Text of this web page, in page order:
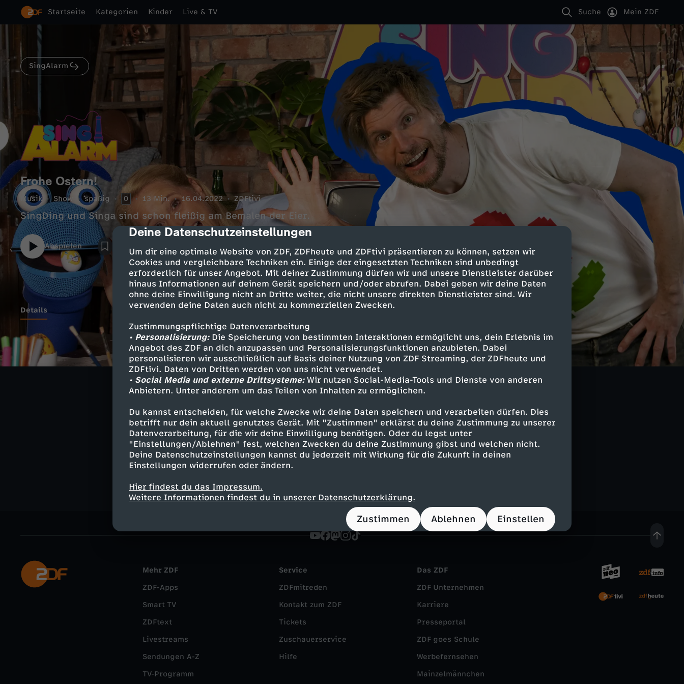
cmp-dialog-description
Deine Datenschutzeinstellungen
Um dir eine optimale Website von ZDF, ZDFheute und ZDFtivi präsentieren zu können, setzen wir
Cookies und vergleichbare Techniken ein. Einige der eingesetzten Techniken sind unbedingt
erforderlich für unser Angebot. Mit deiner Zustimmung dürfen wir und unsere Dienstleister darüber
hinaus Informationen auf deinem Gerät speichern und/oder abrufen. Dabei geben wir deine Daten
ohne deine Einwilligung nicht an Dritte weiter, die nicht unsere direkten Dienstleister sind. Wir
verwenden deine Daten auch nicht zu kommerziellen Zwecken.
Zustimmungspflichtige Datenverarbeitung
• Personalisierung:Die Speicherung von bestimmten Interaktionen ermöglicht uns, dein Erlebnis im
Angebot des ZDF an dich anzupassen und Personalisierungsfunktionen anzubieten. Dabei
personalisieren wir ausschließlich auf Basis deiner Nutzung von ZDF Streaming, der ZDFheute und
ZDFtivi. Daten von Dritten werden von uns nicht verwendet.
• Social Media und externe Drittsysteme:Wir nutzen Social-Media-Tools und Dienste von anderen
Anbietern. Unter anderem um das Teilen von Inhalten zu ermöglichen.
Du kannst entscheiden, für welche Zwecke wir deine Daten speichern und verarbeiten dürfen. Dies
betrifft nur dein aktuell genutztes Gerät. Mit "Zustimmen" erklärst du deine Zustimmung zu unserer
Datenverarbeitung, für die wir deine Einwilligung benötigen. Oder du legst unter
"Einstellungen/Ablehnen" fest, welchen Zwecken du deine Zustimmung gibst und welchen nicht.
Deine Datenschutzeinstellungen kannst du jederzeit mit Wirkung für die Zukunft in deinen
Einstellungen widerrufen oder ändern.
Hier findest du das Impressum.
Weitere Informationen findest du in unserer Datenschutzerklärung.
Zustimmen Ablehnen Einstellen
Startseite Kategorien Kinder Live & TV Suche Mein ZDF
SingAlarm
Frohe Ostern!
Musik Show spaßig 0 13 Min. 16.04.2022 ZDFtivi
SingDing und Singa sind schon fleißig am Bemalen der Eier.
Abspielen
Details
Singa ist beim Eiermalen noch ganz schön müde, genau wie „Murx, der faule
Osterhase“ von Richards Kindermusikladen. Plötzlich bewegt sich ein Ei. Ob
da ein Vogelbaby drin ist? Davon erzählt Rolf Zuckowski im Medley von „Rolfs
neuer Vogelhochzeit“.
Ähnliche Inhalte entdecken
Musik Show spaßig FSK 0 SingAlarm
Mehr ZDF
ZDF-Apps
Smart TV
ZDFtext
Livestreams
Sendungen A-Z
TV-Programm
Service
ZDFmitreden
Kontakt zum ZDF
Tickets
Zuschauerservice
Hilfe
Das ZDF
ZDF Unternehmen
Karriere
Presseportal
ZDF goes Schule
Werbefernsehen
Mainzelmännchen